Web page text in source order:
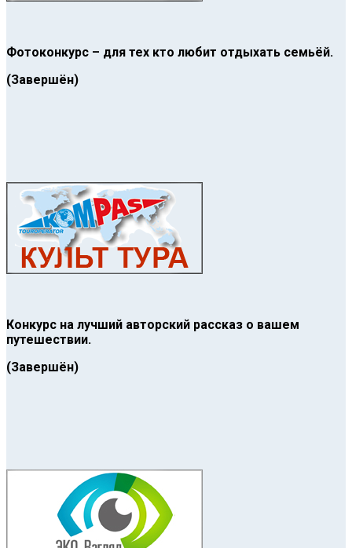
Фотоконкурс – для тех кто любит отдыхать семьёй.
(Завершён)
Конкурс на лучший авторский рассказ о вашем
путешествии.
(Завершён)